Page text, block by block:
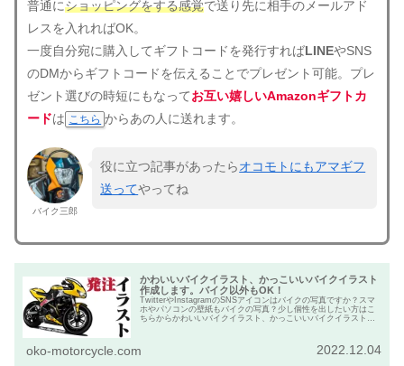
普通にショッピングをする感覚で送り先に相手のメールアド
レスを入れればOK。
一度自分宛に購入してギフトコードを発行すればLINEやSNS
のDMからギフトコードを伝えることでプレゼント可能。プレ
ゼント選びの時短にもなってお互い嬉しいAmazonギフトカ
ードは こちら からあの人に送れます。
バイク三郎
役に立つ記事があったらオコモトにもアマギフ
送ってやってね
かわいいバイクイラスト、かっこいいバイクイラスト
作成します。バイク以外もOK！
TwitterやInstagramのSNSアイコンはバイクの写真ですか？スマ
ホやパソコンの壁紙もバイクの写真？少し個性を出したい方はこ
ちらからかわいいバイクイラスト、かっこいいバイクイラストを
oko-motorcycle.com 2022.12.04